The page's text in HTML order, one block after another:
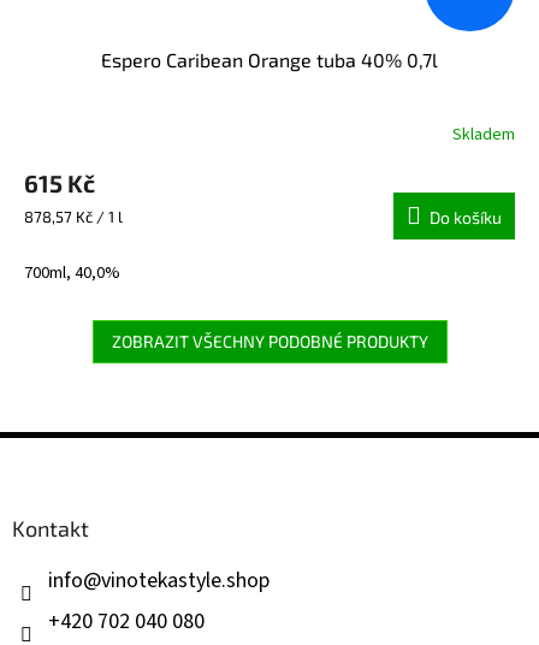
Espero Caribean Orange tuba 40% 0,7l
Skladem
615 Kč
Měrná
878,57 Kč / 1 l Do košíku
700ml, 40,0%
ZOBRAZIT VŠECHNY PODOBNÉ PRODUKTY
Z
Kontakt
info@vinotekastyle.shop
+420 702 040 080